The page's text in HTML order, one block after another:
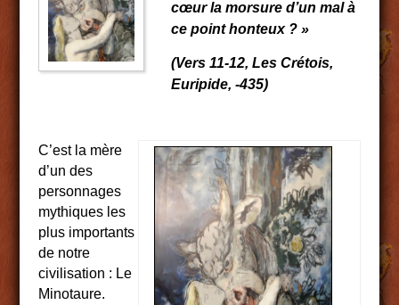
cœur la morsure d’un mal à
ce point honteux ? »
(Vers 11-12, Les Crétois,
Euripide, -435)
C’est la mère
d’un des
personnages
mythiques les
plus importants
de notre
civilisation : Le
Minotaure.